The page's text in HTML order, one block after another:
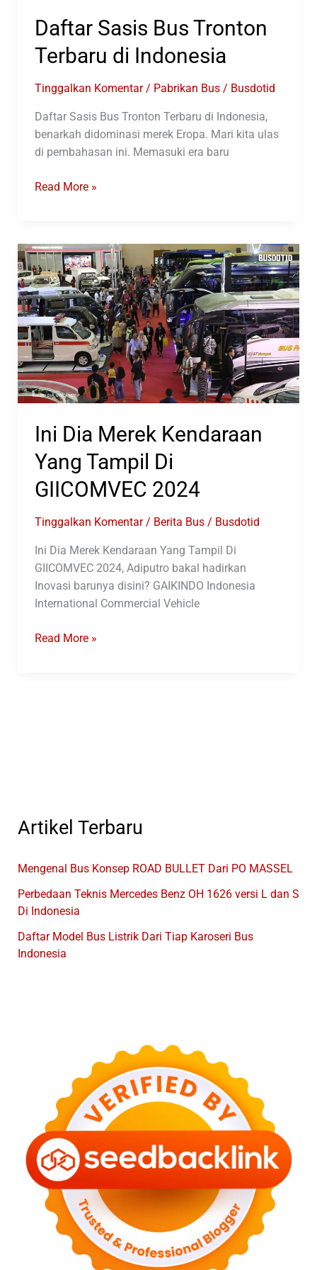
Daftar Sasis Bus Tronton
Terbaru di Indonesia
Tinggalkan Komentar / Pabrikan Bus/ Busdotid
Daftar Sasis Bus Tronton Terbaru di Indonesia,
benarkah didominasi merek Eropa. Mari kita ulas
di pembahasan ini. Memasuki era baru
Daftar
Terbaru
di
Indonesia
Read More »
Ini Dia Merek Kendaraan
Yang Tampil Di
GIICOMVEC 2024
Tinggalkan Komentar / Berita Bus/ Busdotid
Ini Dia Merek Kendaraan Yang Tampil Di
GIICOMVEC 2024, Adiputro bakal hadirkan
Inovasi barunya disini? GAIKINDO Indonesia
International Commercial Vehicle
Ini
Read More »
Artikel Terbaru
Mengenal Bus Konsep ROAD BULLET Dari PO MASSEL
Perbedaan Teknis Mercedes Benz OH 1626 versi L dan S
Di Indonesia
Daftar Model Bus Listrik Dari Tiap Karoseri Bus
Indonesia